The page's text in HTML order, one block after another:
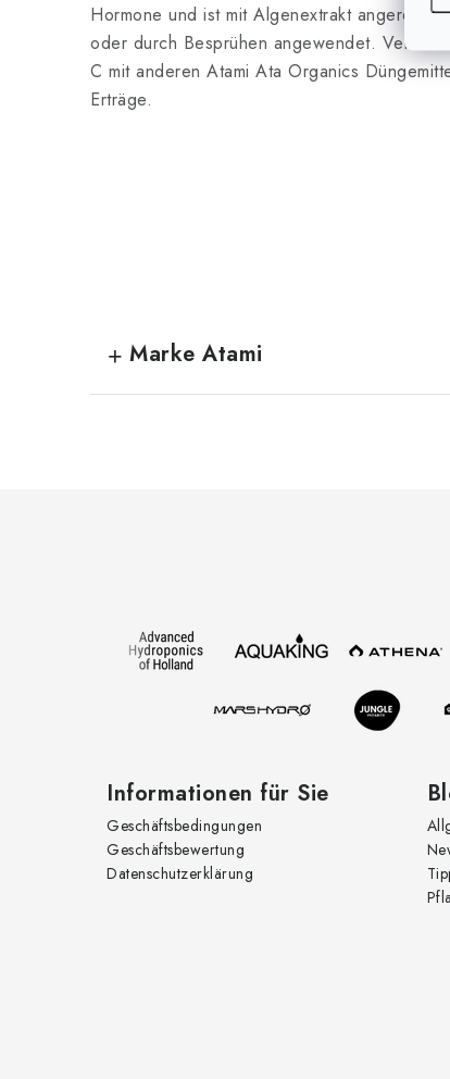
Hormone und ist mit Algenextrakt
oder durch Besprühen angewendet.
C mit anderen Atami Ata Organics
Erträge.
Marke Atami
Informationen für Sie
Geschäftsbedingungen
Geschäftsbewertung
Datenschutzerklärung